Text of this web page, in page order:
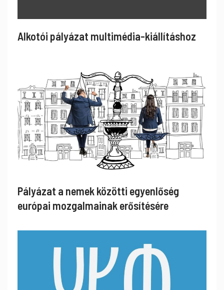
Alkotói pályázat multimédia-kiállításhoz
Pályázat a nemek közötti egyenlőség
európai mozgalmainak erősítésére